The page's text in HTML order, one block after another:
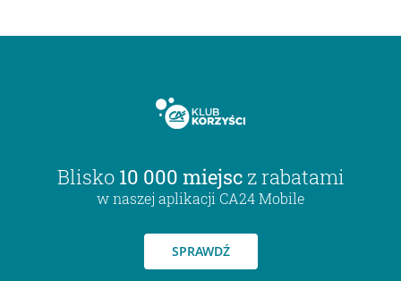
Blisko 10 000 miejsc z rabatami
w naszej aplikacji CA24 Mobile
SPRAWDŹ